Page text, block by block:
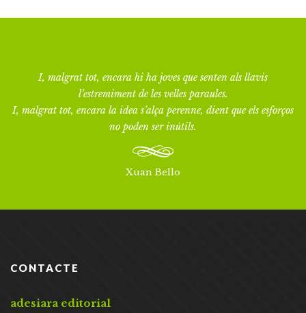
I, malgrat tot, encara hi ha joves que senten als llavis
l’estremiment de les velles paraules.
I, malgrat tot, encara la idea s’alça perenne, dient que els esforços
no poden ser inútils.
Xuan Bello
CONTACTE
adesiara editorial